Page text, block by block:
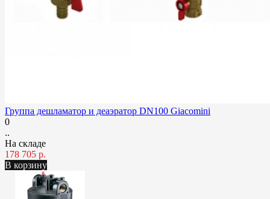
Группа дешламатор и деаэратор DN100 Giacomini
0
..
На складе
178 705 р.
В корзину